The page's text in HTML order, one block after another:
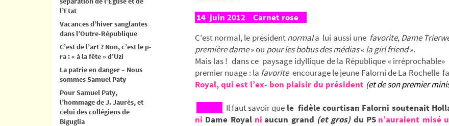
14 juin 2012
Carnet rose
C’est normal, le présidentnormala lui aussi une favorite, Dame
première dame» ou pour les bobus des médias«la girl friend».
Mais las ! dans ce paysage idyllique de la République «
premier nuage : la favoriteencourage le jeune Falorni de La Rochelle
Royal, qui est l’ex- bon plaisir du président (et de son premier
Il faut savoir que le fidèle courtisan Falorni soutenait
ni Dame Royal ni aucun grand (et gros)du PS n’auraient misé
l’Etat
Vacances d’hiver sanglantes
dans l’Outre-République
C’est de l’art ? Non, c’est le p-
ra : « à la fête » d’Uzi
La patrie en danger – Nous
sommes Samuel Paty
Pour Samuel Paty,
l’hommage de J. Jaurès, et
celui des collégiens de
Biguglia